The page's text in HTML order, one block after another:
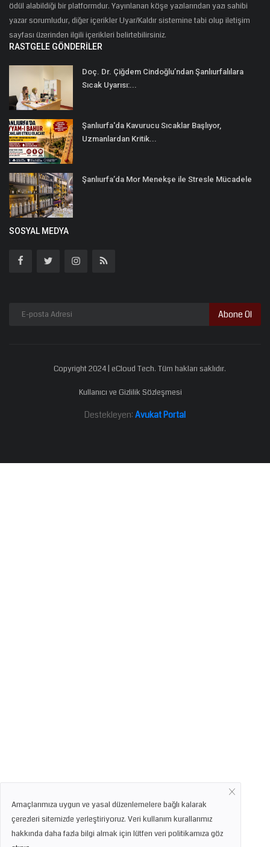
ödül alabildiği bir platformdur. Yayınlanan köşe yazılarından yazı sahibi
yazar sorumludur, diğer içerikler Uyar/Kaldır sistemine tabi olup iletişim
sayfası üzerinden ilgili içerikleri belirtebilirsiniz.
RASTGELE GÖNDERILER
Doç. Dr. Çiğdem Cindoğlu’ndan Şanlıurfalılara
Sıcak Uyarısı:...
Şanlıurfa'da Kavurucu Sıcaklar Başlıyor,
Uzmanlardan Kritik...
Şanlıurfa’da Mor Menekşe ile Stresle Mücadele
SOSYAL MEDYA
Abone Ol
Copyright 2024 | eCloud Tech. Tüm hakları saklıdır.
Kullanıcı ve Gizlilik Sözleşmesi
Destekleyen: Avukat Portal
Amaçlarımıza uygun ve yasal düzenlemelere bağlı kalarak
çerezleri sitemizde yerleştiriyoruz. Veri kullanım kurallarımız
hakkında daha fazla bilgi almak için lütfen veri politikamıza göz